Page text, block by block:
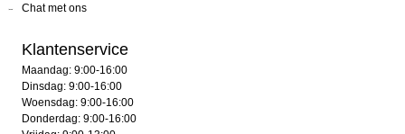
Chat met ons
Klantenservice
Maandag: 9:00-16:00
Dinsdag: 9:00-16:00
Woensdag: 9:00-16:00
Donderdag: 9:00-16:00